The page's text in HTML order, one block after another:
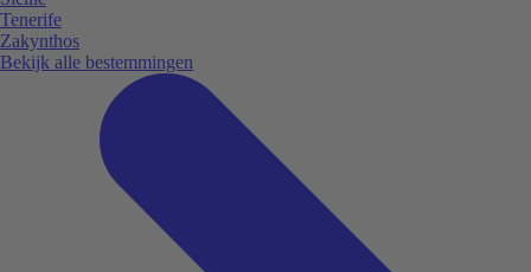
Tenerife
Zakynthos
Bekijk alle bestemmingen